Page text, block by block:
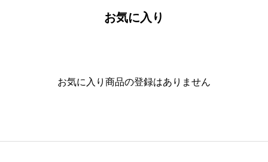
お気に入り
お気に入り商品の登録はありません